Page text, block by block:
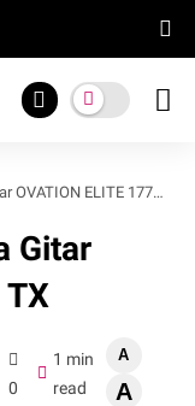
ELITE 1778 TX
Gitar
TX
0
1 min
read
A
A